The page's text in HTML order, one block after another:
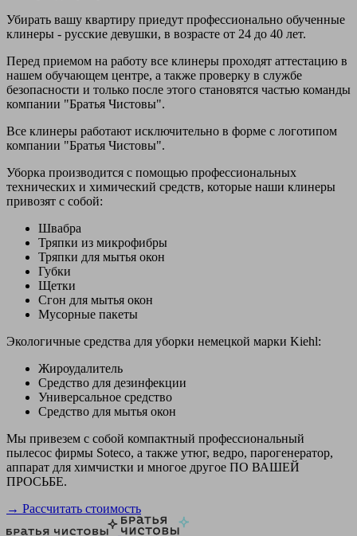
Убирать вашу квартиру приедут профессионально обученные
клинеры - русские девушки, в возрасте от 24 до 40 лет.
Перед приемом на работу все клинеры проходят аттестацию в
нашем обучающем центре, а также проверку в службе
безопасности и только после этого становятся частью команды
компании "Братья Чистовы".
Все клинеры работают исключительно в форме с логотипом
компании "Братья Чистовы".
Уборка производится с помощью профессиональных
технических и химический средств, которые наши клинеры
привозят с собой:
Швабра
Тряпки из микрофибры
Тряпки для мытья окон
Губки
Щетки
Сгон для мытья окон
Мусорные пакеты
Экологичные средства для уборки немецкой марки Kiehl:
Жироудалитель
Средство для дезинфекции
Универсальное средство
Средство для мытья окон
Мы привезем с собой компактный профессиональный
пылесос фирмы Soteco, а также утюг, ведро, парогенератор,
аппарат для химчистки и многое другое ПО ВАШЕЙ
ПРОСЬБЕ.
→ Рассчитать стоимость